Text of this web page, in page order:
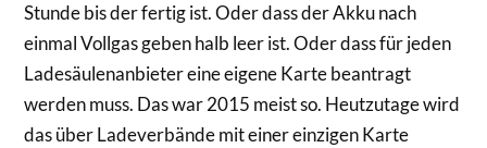
Stunde bis der fertig ist. Oder dass der Akku nach
einmal Vollgas geben halb leer ist. Oder dass für jeden
Ladesäulenanbieter eine eigene Karte beantragt
werden muss. Das war 2015 meist so. Heutzutage wird
das über Ladeverbände mit einer einzigen Karte